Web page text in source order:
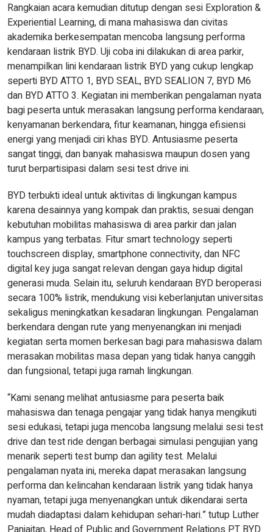
Rangkaian acara kemudian ditutup dengan sesi Exploration &
Experiential Learning, di mana mahasiswa dan civitas
akademika berkesempatan mencoba langsung performa
kendaraan listrik BYD. Uji coba ini dilakukan di area parkir,
menampilkan lini kendaraan listrik BYD yang cukup lengkap
seperti BYD ATTO 1, BYD SEAL, BYD SEALION 7, BYD M6
dan BYD ATTO 3. Kegiatan ini memberikan pengalaman nyata
bagi peserta untuk merasakan langsung performa kendaraan,
kenyamanan berkendara, fitur keamanan, hingga efisiensi
energi yang menjadi ciri khas BYD. Antusiasme peserta
sangat tinggi, dan banyak mahasiswa maupun dosen yang
turut berpartisipasi dalam sesi test drive ini.
BYD terbukti ideal untuk aktivitas di lingkungan kampus
karena desainnya yang kompak dan praktis, sesuai dengan
kebutuhan mobilitas mahasiswa di area parkir dan jalan
kampus yang terbatas. Fitur smart technology seperti
touchscreen display, smartphone connectivity, dan NFC
digital key juga sangat relevan dengan gaya hidup digital
generasi muda. Selain itu, seluruh kendaraan BYD beroperasi
secara 100% listrik, mendukung visi keberlanjutan universitas
sekaligus meningkatkan kesadaran lingkungan. Pengalaman
berkendara dengan rute yang menyenangkan ini menjadi
kegiatan serta momen berkesan bagi para mahasiswa dalam
merasakan mobilitas masa depan yang tidak hanya canggih
dan fungsional, tetapi juga ramah lingkungan.
“Kami senang melihat antusiasme para peserta baik
mahasiswa dan tenaga pengajar yang tidak hanya mengikuti
sesi edukasi, tetapi juga mencoba langsung melalui sesi test
drive dan test ride dengan berbagai simulasi pengujian yang
menarik seperti test bump dan agility test. Melalui
pengalaman nyata ini, mereka dapat merasakan langsung
performa dan kelincahan kendaraan listrik yang tidak hanya
nyaman, tetapi juga menyenangkan untuk dikendarai serta
mudah diadaptasi dalam kehidupan sehari-hari.” tutup Luther